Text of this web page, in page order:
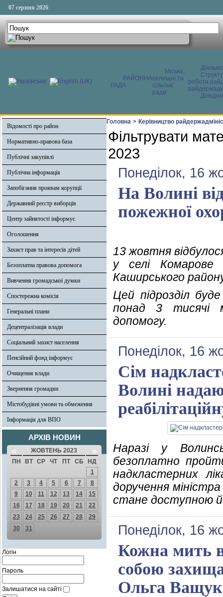
07 серпня 2026
РАЙОННА
РАДА
Міська,
селищні та
сільські
ради
роботи
Відомості про район
Нормативно-правова база
Публічні закупівлі
Публічна інформація
Запобігання проявам корупції
Державний реєстр виборців
Центр зайнятості інформує
Оголошення
Захист прав та інтересів дітей
Безоплатна правова допомога
Вивчення громадської думки
Спостережна комісія
Генеральні плани
Децентралізація влади
Соціальний захист населення
Пенсійний фонд інформує
Очищення влади
Звернення громадян
Містобудівні умови та обмеження
Інформація для ВПО
АРХІВ НОВИН
« ЖОВТЕНЬ 2023 »
ПН ВТ СР ЧТ ПТ СБ
НД
1
2
3 4 5 6 7
8
9
10 11 12 13 14
15
16
17 18 19 20 21
22
23
24 25 26 27 28
29
30
31
Логін
Пароль
Залишатися на сайті
Головна > Керівництво
Фільтрувати
2023
Понеділок, 16
На Волині
пожежної
13 жовтня
у селі Комарове
Каширського
Цей підрозділ
понад 3 тисячі
допомогу.
Понеділок, 16
Сім
Волині
Наразі у
безоплатно
надкластерних
доручення
стане доступною й
Понеділок, 16
Кожна мить
собою
Ольга Ващук